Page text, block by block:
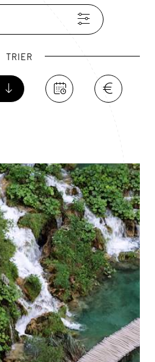
TRIER